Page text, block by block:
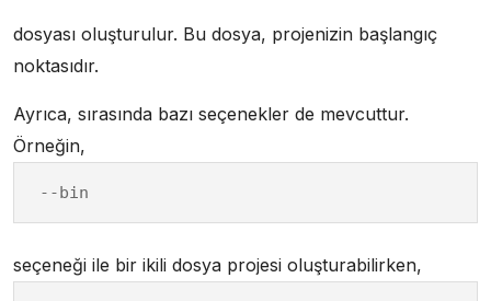
dosyası oluşturulur. Bu dosya, projenizin başlangıç
noktasıdır.
Ayrıca, sırasında bazı seçenekler de mevcuttur.
Örneğin,
--bin
seçeneği ile bir ikili dosya projesi oluşturabilirken,